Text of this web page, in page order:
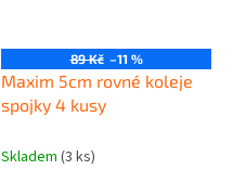
89 Kč –11 %
Maxim 5cm rovné koleje
spojky 4 kusy
Skladem (3 ks)